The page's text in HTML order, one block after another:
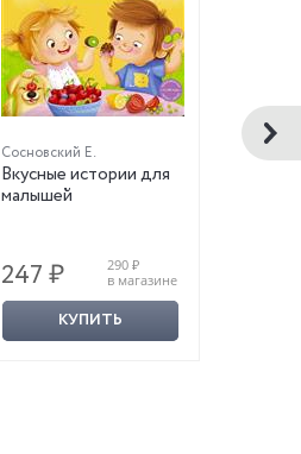
Сосновский Е.
Вкусные истории для
малышей
247 ₽
290 ₽
в магазине
КУПИТЬ